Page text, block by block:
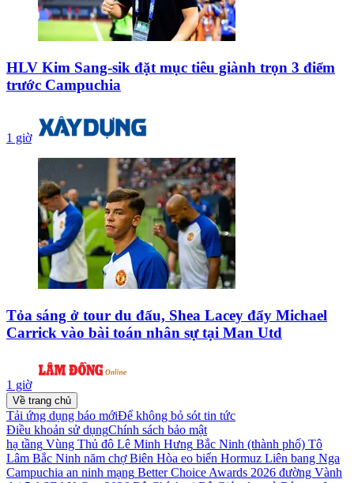
HLV Kim Sang-sik đặt mục tiêu giành trọn 3 điểm
trước Campuchia
1 giờ
Tỏa sáng ở tour du đấu, Shea Lacey đẩy Michael
Carrick vào bài toán nhân sự tại Man Utd
1 giờ
Về trang chủ
Tải ứng dụng báo mớiĐể không bỏ sót tin tức
Điều khoản sử dụngChính sách bảo mật
hạ tầng Vùng Thủ đô Lê Minh Hưng Bắc Ninh (thành phố) Tô
Lâm Bắc Ninh năm chợ Biên Hòa eo biển Hormuz Liên bang Nga
Campuchia an ninh mạng Better Choice Awards 2026 đường Vành